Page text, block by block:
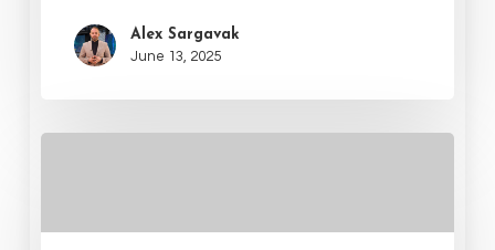
Alex Sargavak
June 13, 2025